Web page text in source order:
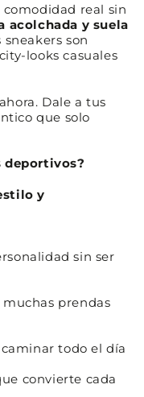
real sin
acolchada y suela
sneakers son
casuales
Dale a tus
que solo
deportivos?
y
sin ser
prendas
todo el día
convierte cada